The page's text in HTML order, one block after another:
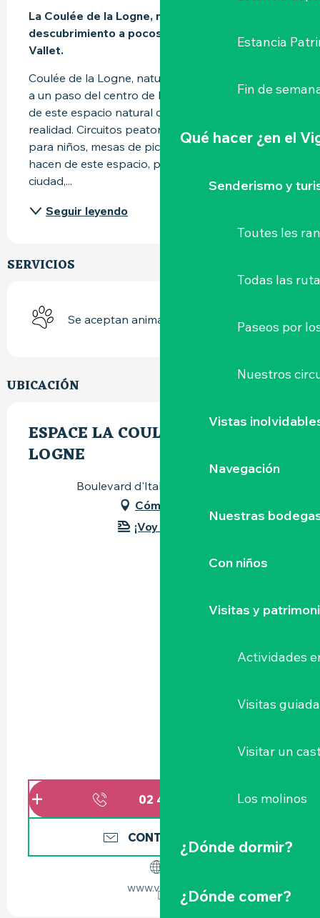
Estancia
Fin de
Qué hacer ¿en el
Senderismo y
Toutes les
Todas las
Paseos por
Nuestros
Vistas
Navegación
Nuestras
Con niños
Visitas y
Actividades
Visitas
Visitar un
Los molinos
¿Dónde dormir?
¿Dónde comer?
La Coulée de la Logne, naturaleza y
descubrimiento a pocos pasos del centro de
Vallet.
Coulée de la Logne, naturaleza y descubrimiento
a un paso del centro de la ciudad. El desarrollo
de este espacio natural de 5 hectáreas es ya una
realidad. Circuitos peatonales, juegos de madera
para niños, mesas de picnic, mobiliario urbano,
hacen de este espacio, próximo al centro de la
ciudad,...
Seguir leyendo
SERVICIOS
Se aceptan animales
UBICACIÓN
ESPACE LA COULÉE DE LA
LOGNE
Boulevard d'Italie, 44330 Vallet
Cómo llegar
¡Voy en tren!
02 40 33 92
CONTÁCTENOS
www.vallet.fr